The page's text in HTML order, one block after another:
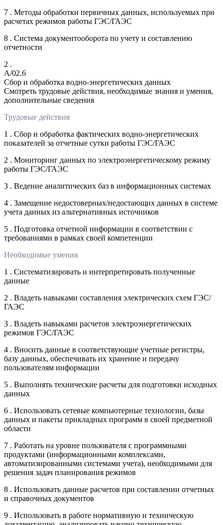
7 . Методы обработки первичных данных, используемых при
расчетах режимов работы ГЭС/ГАЭС
8 . Система документооборота по учету и составлению
отчетности
2 .
A/02.6
Сбор и обработка водно-энергетических данных
Смотреть трудовые действия, необходимые знания и умения,
дополнительные сведения
Трудовые действия
1 . Сбор и обработка фактических водно-энергетических
показателей за отчетные сутки работы ГЭС/ГАЭС
2 . Мониторинг данных по электроэнергетическому режиму
работы ГЭС/ГАЭС
3 . Ведение аналитических баз в информационных системах
4 . Замещение недостоверных/недостающих данных в системе
учета данных из альтернативных источников
5 . Подготовка отчетной информации в соответствии с
требованиями в рамках своей компетенции
Необходимые умения
1 . Систематизировать и интерпретировать полученные
данные
2 . Владеть навыками составления электрических схем ГЭС/
ГАЭС
3 . Владеть навыками расчетов электроэнергетических
режимов ГЭС/ГАЭС
4 . Вносить данные в соответствующие учетные регистры,
базу данных, обеспечивать их хранение и передачу
пользователям информации
5 . Выполнять технические расчеты для подготовки исходных
данных
6 . Использовать сетевые компьютерные технологии, базы
данных и пакеты прикладных программ в своей предметной
области
7 . Работать на уровне пользователя с программными
продуктами (информационными комплексами,
автоматизированными системами учета), необходимыми для
решения задач планирования режимов
8 . Использовать данные расчетов при составлении отчетных
и справочных документов
9 . Использовать в работе нормативную и техническую